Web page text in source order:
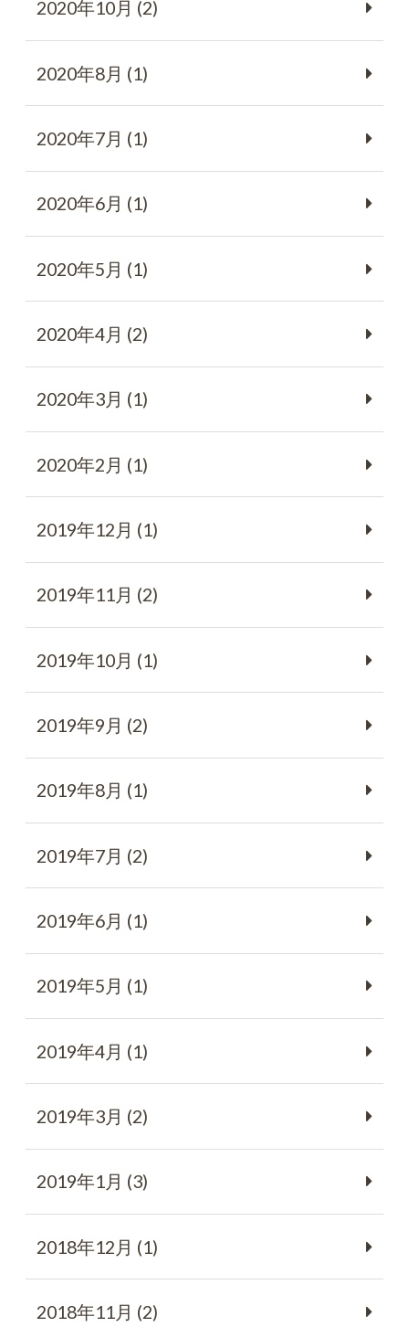
2020年10月 (2)
2020年8月 (1)
2020年7月 (1)
2020年6月 (1)
2020年5月 (1)
2020年4月 (2)
2020年3月 (1)
2020年2月 (1)
2019年12月 (1)
2019年11月 (2)
2019年10月 (1)
2019年9月 (2)
2019年8月 (1)
2019年7月 (2)
2019年6月 (1)
2019年5月 (1)
2019年4月 (1)
2019年3月 (2)
2019年1月 (3)
2018年12月 (1)
2018年11月 (2)